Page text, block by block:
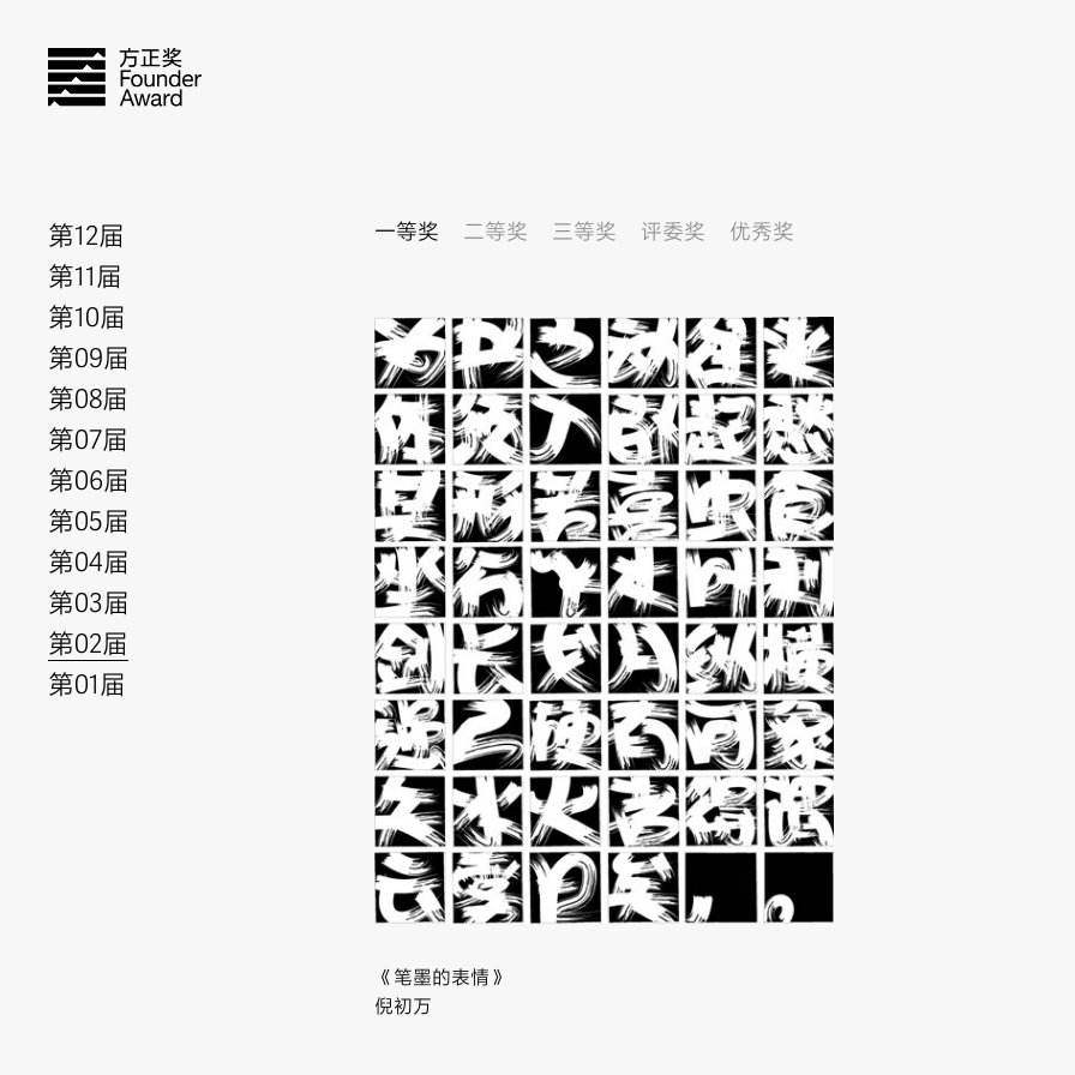
第12届
第11届
第10届
第09届
第08届
第07届
第06届
第05届
第04届
第03届
第02届
第01届
一等奖 二等奖 三等奖 评委奖 优秀奖
《笔墨的表情》
倪初万